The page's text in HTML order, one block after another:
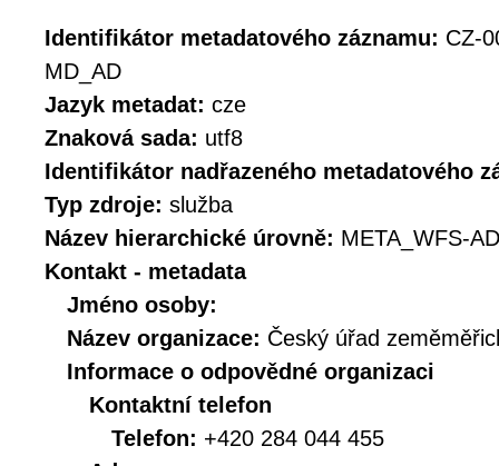
Identifikátor metadatového záznamu: CZ-
MD_AD
Jazyk metadat: cze
Znaková sada: utf8
Identifikátor nadřazeného metadatového
Typ zdroje: služba
Název hierarchické úrovně: META_WFS-
Kontakt - metadata
Jméno osoby:
Název organizace: Český úřad
Informace o odpovědné organizaci
Kontaktní telefon
Telefon: +420 284 044 455